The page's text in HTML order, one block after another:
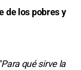
de los pobres y
"Para qué sirve la